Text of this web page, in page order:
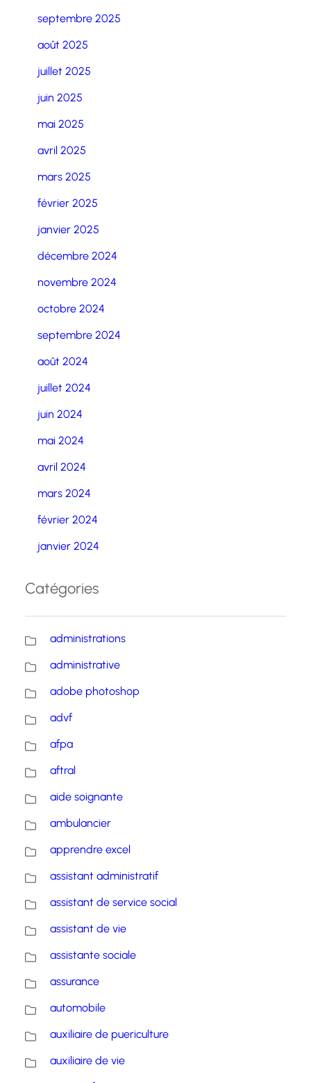
septembre 2025
août 2025
juillet 2025
juin 2025
mai 2025
avril 2025
mars 2025
février 2025
janvier 2025
décembre 2024
novembre 2024
octobre 2024
septembre 2024
août 2024
juillet 2024
juin 2024
mai 2024
avril 2024
mars 2024
février 2024
janvier 2024
Catégories
administrations
administrative
adobe photoshop
advf
afpa
aftral
aide soignante
ambulancier
apprendre excel
assistant administratif
assistant de service social
assistant de vie
assistante sociale
assurance
automobile
auxiliaire de puericulture
auxiliaire de vie